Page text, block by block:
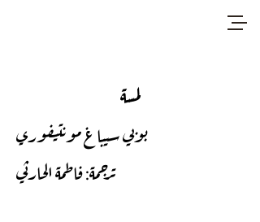
لمسة
بوبي سيباغ مونتيفوري
ترجمة: فاطمة الحارثي